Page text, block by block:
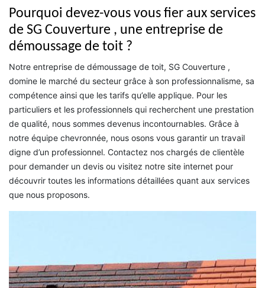
Pourquoi devez-vous vous fier aux services
de SG Couverture , une entreprise de
démoussage de toit ?
Notre entreprise de démoussage de toit, SG Couverture ,
domine le marché du secteur grâce à son professionnalisme, sa
compétence ainsi que les tarifs qu’elle applique. Pour les
particuliers et les professionnels qui recherchent une prestation
de qualité, nous sommes devenus incontournables. Grâce à
notre équipe chevronnée, nous osons vous garantir un travail
digne d’un professionnel. Contactez nos chargés de clientèle
pour demander un devis ou visitez notre site internet pour
découvrir toutes les informations détaillées quant aux services
que nous proposons.